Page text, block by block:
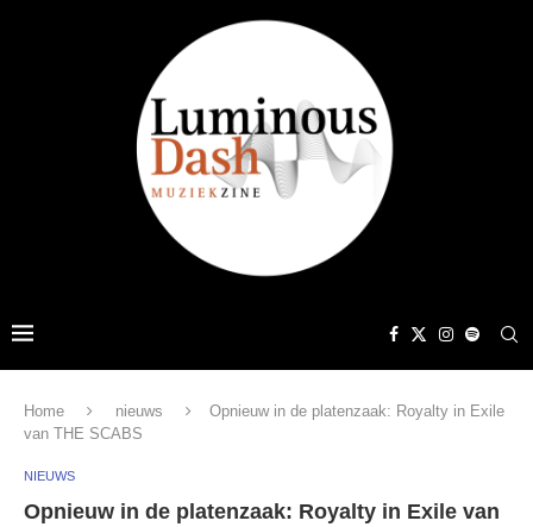
Home nieuws
Opnieuw in de platenzaak: Royalty in Exile
van THE SCABS
NIEUWS
Opnieuw in de platenzaak: Royalty in Exile van